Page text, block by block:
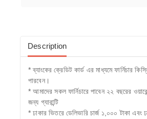
Description
* ব্যাংকের ক্রেডিট কার্ড এর মাধ্যমে ফার্নিচার
পারবেন।
* আমাদের সকল ফার্নিচারে পাবেন ২২ বছরের
জন্য গ্যারান্টি
* ঢাকার ভিতরে ডেলিভারি চার্জ ১,০০০ টাকা এবং